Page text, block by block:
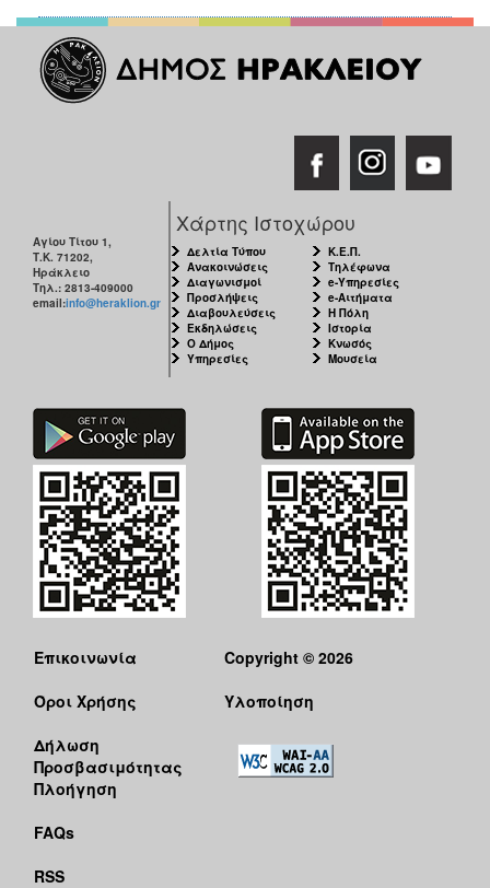
Αγίου Τίτου 1,
Τ.Κ. 71202,
Ηράκλειο
Τηλ.: 2813-409000
email:info@heraklion.gr
Χάρτης Ιστοχώρου
Δελτία Τύπου
Ανακοινώσεις
Διαγωνισμοί
Προσλήψεις
Διαβουλεύσεις
Εκδηλώσεις
Ο Δήμος
Υπηρεσίες
Κ.Ε.Π.
Τηλέφωνα
e-Υπηρεσίες
e-Αιτήματα
Η Πόλη
Ιστορία
Κνωσός
Μουσεία
Επικοινωνία
Όροι Χρήσης
Δήλωση
Προσβασιμότητας
Πλοήγηση
FAQs
RSS
Copyright © 2026
Υλοποίηση